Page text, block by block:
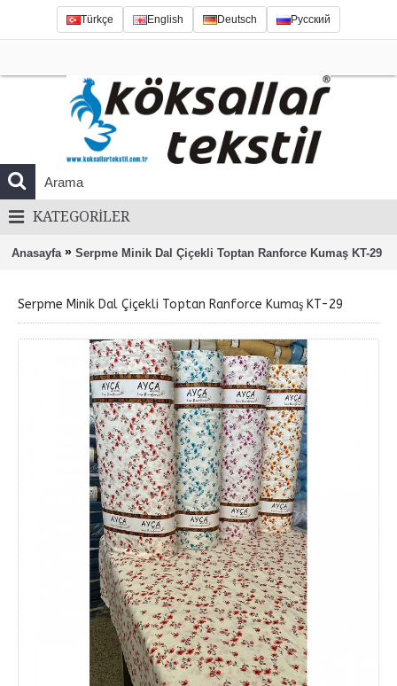
Türkçe English Deutsch Русский
KATEGORILER
Anasayfa » Serpme Minik Dal Çiçekli Toptan Ranforce Kumaş KT-29
Serpme Minik Dal Çiçekli Toptan Ranforce Kumaş KT-29